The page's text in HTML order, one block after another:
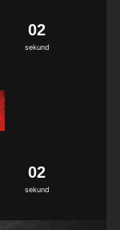
sekund
02
sekund
02